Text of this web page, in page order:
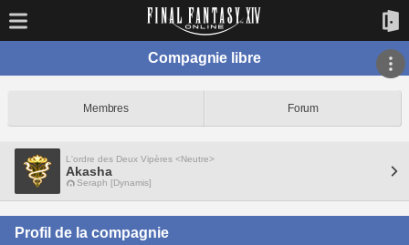
Compagnie libre
Membres Forum
L'ordre des Deux Vipères <Neutre>
Akasha
Seraph [Dynamis]
Profil de la compagnie